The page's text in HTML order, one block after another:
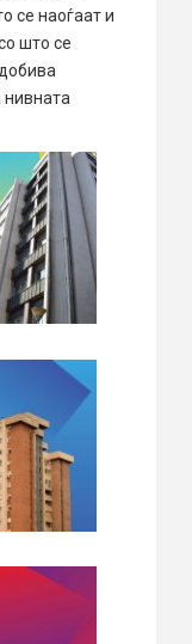
се наоѓаат и
што се
нивната